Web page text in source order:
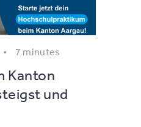
7 minutes
Kanton
und